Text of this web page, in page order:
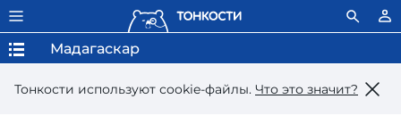
Тонкости используют сookie-файлы. Что это значит?
Мадагаскар